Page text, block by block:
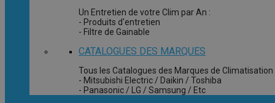
Un Entretien de votre Clim par An :
- Produits d'entretien
- Filtre de Gainable
CATALOGUES DES MARQUES
Tous les Catalogues des Marques de Climatisation
- Mitsubishi Electric / Daikin / Toshiba
- Panasonic / LG / Samsung / Etc